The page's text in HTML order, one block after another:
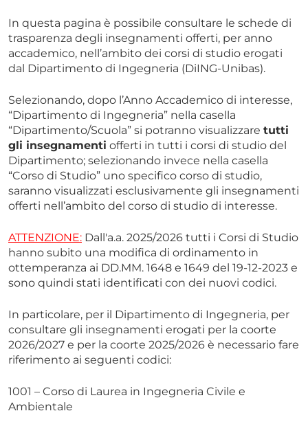
In questa pagina è possibile consultare le schede di
trasparenza degli insegnamenti offerti, per anno
accademico, nell’ambito dei corsi di studio erogati
dal Dipartimento di Ingegneria (DiING-Unibas).
Selezionando, dopo l’Anno Accademico di interesse,
“Dipartimento di Ingegneria” nella casella
“Dipartimento/Scuola” si potranno visualizzare tutti
gli insegnamenti offerti in tutti i corsi di studio del
Dipartimento; selezionando invece nella casella
“Corso di Studio” uno specifico corso di studio,
saranno visualizzati esclusivamente gli insegnamenti
offerti nell’ambito del corso di studio di interesse.
ATTENZIONE: Dall'a.a. 2025/2026 tutti i Corsi di Studio
hanno subito una modifica di ordinamento in
ottemperanza ai DD.MM. 1648 e 1649 del 19-12-2023 e
sono quindi stati identificati con dei nuovi codici.
In particolare, per il Dipartimento di Ingegneria, per
consultare gli insegnamenti erogati per la coorte
2026/2027 e per la coorte 2025/2026 è necessario fare
riferimento ai seguenti codici:
1001 – Corso di Laurea in Ingegneria Civile e
Ambientale